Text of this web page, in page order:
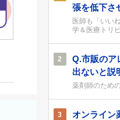
張を低下さ
医師も「いい
学＆医療トリ
2
Q.市販のア
出ないと説
薬剤師のため
3 オンライン